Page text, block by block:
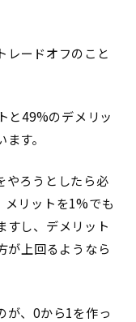
レードオフのこと
と49%のデメリッ
す。
やろうとしたら必
メリットを1%でも
すし、デメリット
が上回るようなら
が、0から1を作っ